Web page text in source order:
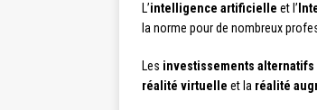
L’intelligence artificielle et l’
la norme pour de nombreux
Les investissements alternatifs
réalité virtuelle et la réalité